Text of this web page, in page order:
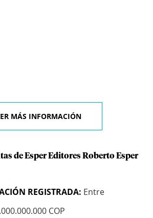
MÁS INFORMACIÓN
de Esper Editores Roberto Esper
REGISTRADA: Entre
COP